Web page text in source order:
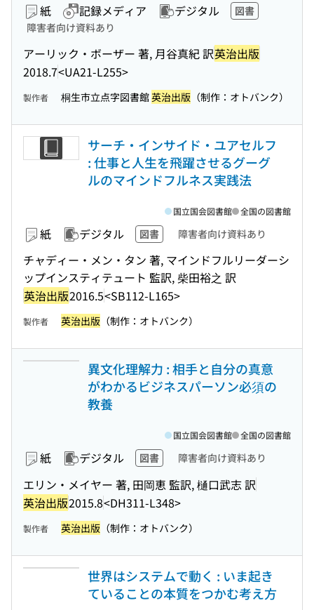
紙 記録メディア デジタル
図書
障害者向け資料あり
アーリック・ボーザー 著, 月谷真紀 訳英治出版
2018.7<UA21-L255>
製作者 桐生市立点字図書館英治出版 （制作：オトバンク）
サーチ・インサイド・ユアセルフ
: 仕事と人生を飛躍させるグーグ
ルのマインドフルネス実践法
紙 デジタル 図書 障害者向け資料あり
チャディー・メン・タン 著, マインドフルリーダーシ
ップインスティテュート 監訳, 柴田裕之 訳
英治出版2016.5<SB112-L165>
国立国会図書館 全国の図書館
製作者 英治出版 （制作：オトバンク）
異文化理解力 : 相手と自分の真意
がわかるビジネスパーソン必須の
教養
紙 デジタル 図書 障害者向け資料あり
エリン・メイヤー 著, 田岡恵 監訳, 樋口武志 訳
英治出版2015.8<DH311-L348>
国立国会図書館 全国の図書館
製作者 英治出版 （制作：オトバンク）
世界はシステムで動く : いま起き
ていることの本質をつかむ考え方